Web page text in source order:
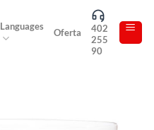
Languages
Oferta
402
255
90